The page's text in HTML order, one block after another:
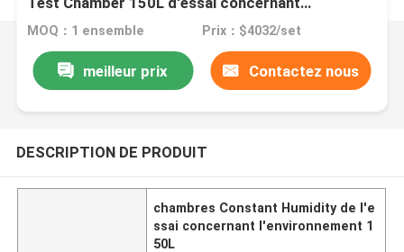
l'environnement d'affichage à cristaux liquides
MOQ：1 ensemble Prix：$4032/set
meilleur prix Contactez nous
DESCRIPTION DE PRODUIT
chambres Constant Humidity de l'e
ssai concernant l'environnement 1
50L